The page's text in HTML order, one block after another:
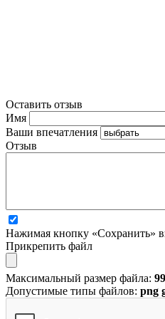
Оставить отзыв
Имя
Ваши впечатления
Отзыв
Нажимая кнопку «Сохранить»
Прикрепить файл
Максимальный размер файла:
Допустимые типы файлов: png